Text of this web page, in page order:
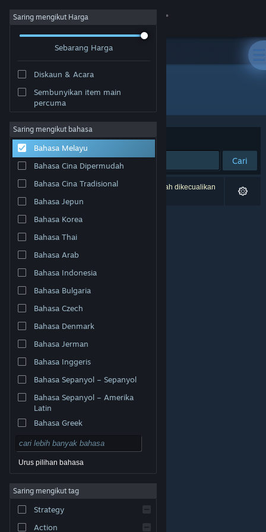
Sign in
Tentang
Sokongan
Ubah bahasa
Dapatkan Steam Mobile App
Lihat laman web desktop
© Valve Corporation. Hak cipta terpelihara. Semua
tanda dagangan ialah hak milik pemilik masing-masing
Perundangan|Accessibility
Steam| Bayaran balik
Saring mengikut Harga
Sebarang Harga
Diskaun & Acara
Sembunyikan item main
percuma
Saring mengikut bahasa
Bahasa Melayu
Bahasa Cina Dipermudah
Bahasa Cina Tradisional
Bahasa Jepun
Bahasa Korea
Bahasa Thai
Bahasa Arab
Bahasa Indonesia
Bahasa Bulgaria
Bahasa Czech
Bahasa Denmark
Bahasa Jerman
Bahasa Inggeris
Bahasa Sepanyol – Sepanyol
Bahasa Sepanyol – Amerika
Latin
Bahasa Greek
Urus pilihan bahasa
Saring mengikut tag
Strategy
Action
Pembangun: Anders Grube Jensen
Susun mengikut Perkaitan
Cari
0 hasil sepadan dengan carian anda. 2 tajuk telah dikecualikan
berdasarkan pilihan anda.